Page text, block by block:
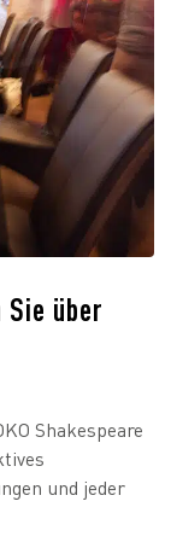
Sie über
Shakespeare
und jeder